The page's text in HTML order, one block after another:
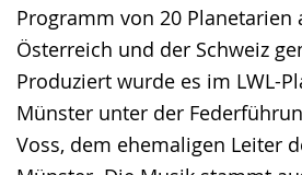
Programm von 20 Planetarien
Österreich und der Schweiz
Produziert wurde es im LWL-
Münster unter der
Voss, dem ehemaligen Leiter